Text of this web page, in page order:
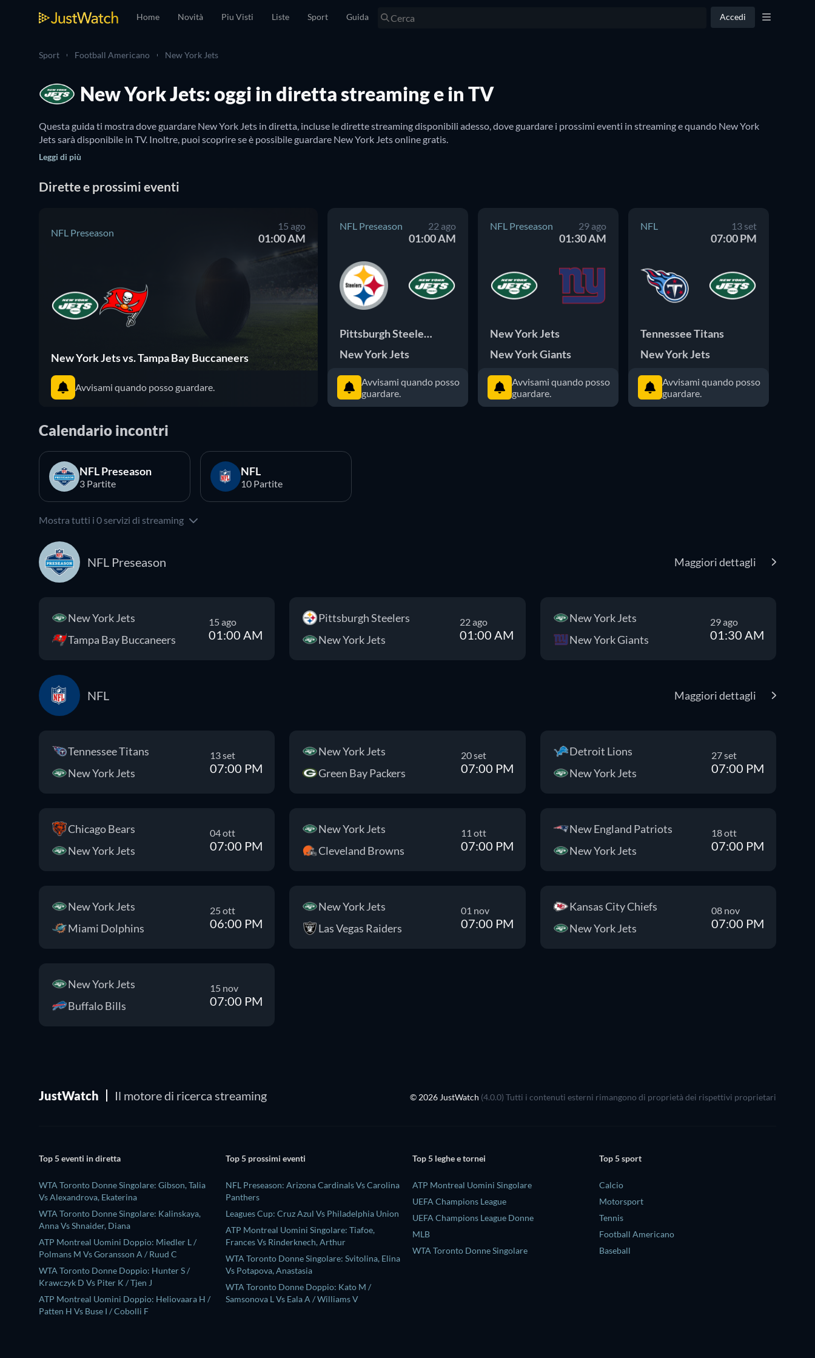
Home Novità Piu Visti Liste Sport Guida Accedi
Sport Football Americano New York Jets
New York Jets: oggi in diretta streaming e in TV
Questa guida ti mostra dove guardare New York Jets in diretta, incluse le dirette streaming disponibili adesso, dove guardare i prossimi eventi in streaming e quando New York
Jets sarà disponibile in TV. Inoltre, puoi scoprire se è possibile guardare New York Jets online gratis.
Leggi di più
Dirette e prossimi eventi
NFL Preseason
15 ago
01:00 AM
New York Jets vs. Tampa Bay Buccaneers
Avvisami quando posso guardare.
NFL Preseason 22 ago
01:00 AM
Pittsburgh Steelers
New York Jets
Avvisami quando posso
guardare.
NFL Preseason 29 ago
01:30 AM
New York Jets
New York Giants
Avvisami quando posso
guardare.
NFL 13 set
07:00 PM
Tennessee Titans
New York Jets
Avvisami quando posso
guardare.
Calendario incontri
NFL Preseason
3 Partite
NFL
10 Partite
Mostra tutti i 0 servizi di streaming
NFL Preseason Maggiori dettagli
New York Jets
Tampa Bay Buccaneers
15 ago
01:00 AM
Pittsburgh Steelers
New York Jets
22 ago
01:00 AM
New York Jets
New York Giants
29 ago
01:30 AM
NFL Maggiori dettagli
Tennessee Titans
New York Jets
13 set
07:00 PM
New York Jets
Green Bay Packers
20 set
07:00 PM
Detroit Lions
New York Jets
27 set
07:00 PM
Chicago Bears
New York Jets
04 ott
07:00 PM
New York Jets
Cleveland Browns
11 ott
07:00 PM
New England Patriots
New York Jets
18 ott
07:00 PM
New York Jets
Miami Dolphins
25 ott
06:00 PM
New York Jets
Las Vegas Raiders
01 nov
07:00 PM
Kansas City Chiefs
New York Jets
08 nov
07:00 PM
New York Jets
Buffalo Bills
15 nov
07:00 PM
JustWatch Il motore di ricerca streaming © 2026 JustWatch (4.0.0) Tutti i contenuti esterni rimangono di proprietà dei rispettivi proprietari
Top 5 eventi in diretta
WTA Toronto Donne Singolare: Gibson, Talia
Vs Alexandrova, Ekaterina
WTA Toronto Donne Singolare: Kalinskaya,
Anna Vs Shnaider, Diana
ATP Montreal Uomini Doppio: Miedler L /
Polmans M Vs Goransson A / Ruud C
WTA Toronto Donne Doppio: Hunter S /
Krawczyk D Vs Piter K / Tjen J
ATP Montreal Uomini Doppio: Heliovaara H /
Patten H Vs Buse I / Cobolli F
Top 5 prossimi eventi
NFL Preseason: Arizona Cardinals Vs Carolina
Panthers
Leagues Cup: Cruz Azul Vs Philadelphia Union
ATP Montreal Uomini Singolare: Tiafoe,
Frances Vs Rinderknech, Arthur
WTA Toronto Donne Singolare: Svitolina, Elina
Vs Potapova, Anastasia
WTA Toronto Donne Doppio: Kato M /
Samsonova L Vs Eala A / Williams V
Top 5 leghe e tornei
ATP Montreal Uomini Singolare
UEFA Champions League
UEFA Champions League Donne
MLB
WTA Toronto Donne Singolare
Top 5 sport
Calcio
Motorsport
Tennis
Football Americano
Baseball